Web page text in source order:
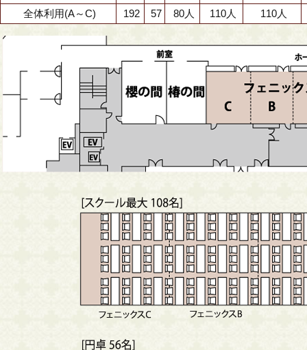
全体利用(A～C)
192 57 80人 110人 110人